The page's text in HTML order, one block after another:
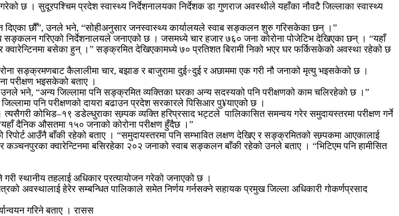
छ । सुदूरपश्चिम प्रदेश स्वास्थ्य निर्देशनालयका निर्देशक डा गुणराज अवस्थीले यहाँका नौवटै जिल्लाका स्वास्थ्य
दिएका छौँ”, उनले भने, “सोहीअनुसार जनस्वास्थ्य कार्यालयले स्वाब सङ्कलन शुरु गरिसकेका छन् ।”
सङ्कलन गरिएको निर्देशनालयले जनाएको छ । जसमध्ये चार हजार ७६० जना कोरोना पोजेटिभ देखिएका छन् । “यहाँ
बसेका हुन् ।” सङ्क्रमित देखिएकामध्ये ७० प्रतिशत बिरामी निको भएर घर फर्किसकेको अवस्था रहेको छ
सङ्क्रमणबाट कैलालीमा चार, बझाङ र बाजुरामा दुई÷दुई र अछाममा एक गरी नौ जनाको मृत्यु भइसकेको छ ।
परीक्षण भइसकेको बताए ।
भने, “अन्य जिल्लामा पनि सङ्क्रमित व्यक्तिका घरका अन्य सदस्यको पनि परीक्षणको काम चलिरहेको छ ।”
पनि परीक्षणको दायरा बढाउन प्रदेश सरकारले पिसिआर पु¥याएको छ ।
कोभिड–१९ डडेल्धुराका सम्र्पक व्यक्ति हरिप्रसाद भट्टले पालिकासित समन्वय गरेर समुदायस्तरमा परीक्षण गर्ने
दैनिक औसतमा १५० जनाको कोरोना परीक्षण हुँदैछ ।”
आउँनै बाँकी रहेको बताए । “समुदायस्तरमा पनि सम्भावित लक्षण देखिए र सङ्क्रमितको सम्र्पकमा आएकालाई
कञ्चनपुरका क्वारेन्टिनमा बसिरहेका २०२ जनाको स्वाब सङ्कलन बाँकी रहेको उनले बताए । “भिटिएम पनि हामीसित
गरी स्थानीय तहलाई अधिकार प्रत्यायोजन गरेको जनाएको छ ।
अवस्थालाई हेरेर सम्बन्धित पालिकाले समेत निर्णय गर्नसक्ने सहायक प्रमुख जिल्ला अधिकारी गोकर्णप्रसाद
गरिने बताए । रासस